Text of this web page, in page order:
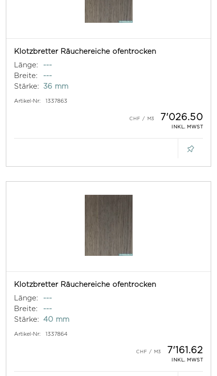
Klotzbretter Räuchereiche ofentrocken
Länge:
---
Breite:
---
Stärke:
36 mm
Artikel-Nr: 1337863
7'026.50
INKL. MWST
Klotzbretter Räuchereiche ofentrocken
Länge:
---
Breite:
---
Stärke:
40 mm
Artikel-Nr: 1337864
7'161.62
INKL. MWST